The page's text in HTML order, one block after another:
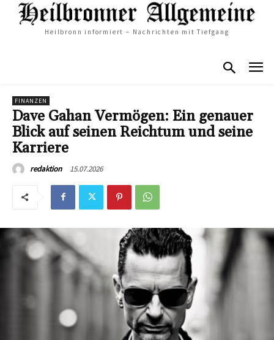
Heilbronn informiert – Nachrichten mit Tiefgang
FINANZEN
Dave Gahan Vermögen: Ein genauer
Blick auf seinen Reichtum und seine
Karriere
redaktion 15.07.2026